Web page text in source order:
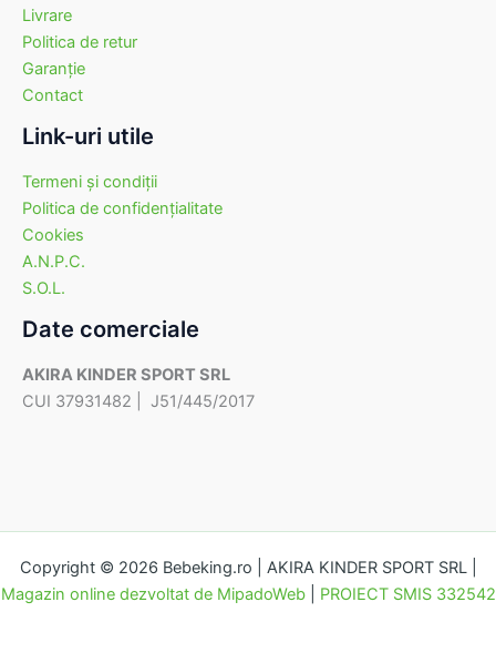
Livrare
Politica de retur
Garanţie
Contact
Link-uri utile
Termeni şi condiţii
Politica de confidenţialitate
Cookies
A.N.P.C.
S.O.L.
Date comerciale
AKIRA KINDER SPORT SRL
CUI 37931482 | J51/445/2017
Copyright © 2026 Bebeking.ro | AKIRA KINDER SPORT SRL |
Magazin online dezvoltat de MipadoWeb| PROIECT SMIS 332542